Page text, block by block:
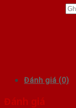
Đánh giá (0)
Đánh giá